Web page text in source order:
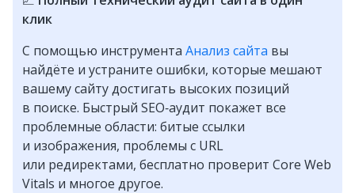
клик
С помощью инструмента Анализ сайта вы
найдёте и устраните ошибки, которые мешают
вашему сайту достигать высоких позиций
в поиске. Быстрый SEO‑аудит покажет все
проблемные области: битые ссылки
и изображения, проблемы с URL
или редиректами, бесплатно проверит Core Web
Vitals и многое другое.